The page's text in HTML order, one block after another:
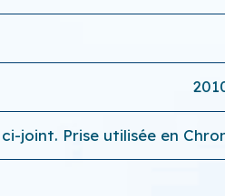
joint. Prise utilisée en